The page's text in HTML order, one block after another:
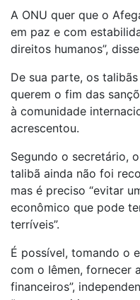
A ONU quer que o
em paz e com
direitos humanos”,
De sua parte, os
querem o fim das
à comunidade
acrescentou.
Segundo o secretário,
talibã ainda não foi
mas é preciso “evitar
econômico que pode
terríveis”.
É possível, tomando o
com o Iêmen, fornecer
financeiros”,